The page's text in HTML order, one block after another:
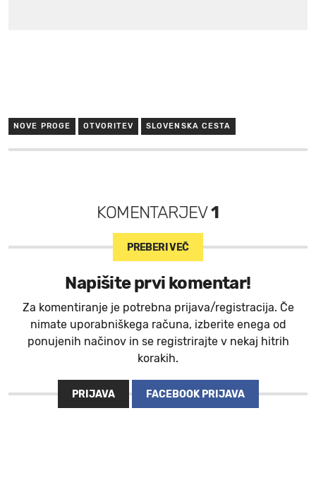
NOVE PROGE OTVORITEV SLOVENSKA CESTA
KOMENTARJEV1
PREBERI VEČ
Napišite prvi komentar!
Za komentiranje je potrebna prijava/registracija. Če
nimate uporabniškega računa, izberite enega od
ponujenih načinov in se registrirajte v nekaj hitrih
korakih.
PRIJAVA FACEBOOK PRIJAVA